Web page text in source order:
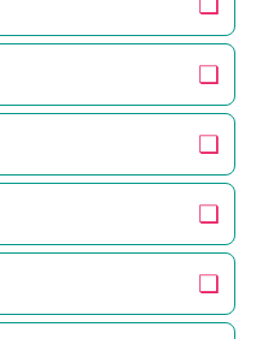
❏
❏
❏
❏